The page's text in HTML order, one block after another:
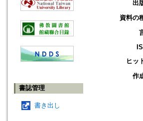
書誌管理
書き出し
出
資料の
ヒッ
作